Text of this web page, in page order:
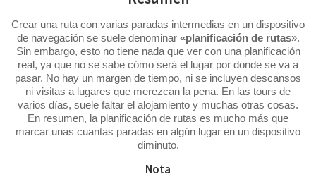
Crear una ruta con varias paradas intermedias en un dispositivo
de navegación se suele denominar «planificación de rutas».
Sin embargo, esto no tiene nada que ver con una planificación
real, ya que no se sabe cómo será el lugar por donde se va a
pasar. No hay un margen de tiempo, ni se incluyen descansos
ni visitas a lugares que merezcan la pena. En las tours de
varios días, suele faltar el alojamiento y muchas otras cosas.
En resumen, la planificación de rutas es mucho más que
marcar unas cuantas paradas en algún lugar en un dispositivo
diminuto.
Nota